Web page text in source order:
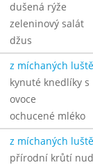
dušená rýže
zeleninový salát
džus
z míchaných
kynuté knedlíky
ovoce
ochucené mléko
z míchaných
přírodní krůtí